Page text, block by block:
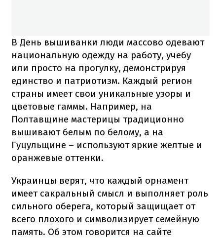
В День вышиванки люди массово одевают
национальную одежду на работу, учебу
или просто на прогулку, демонстрируя
единство и патриотизм. Каждый регион
страны имеет свои уникальные узоры и
цветовые гаммы. Например, на
Полтавщине мастерицы традиционно
вышивают белым по белому, а на
Гуцульщине – используют яркие желтые и
оранжевые оттенки.
Украинцы верят, что каждый орнамент
имеет сакральный смысл и выполняет роль
сильного оберега, который защищает от
всего плохого и символизирует семейную
память. Об этом говорится на сайте